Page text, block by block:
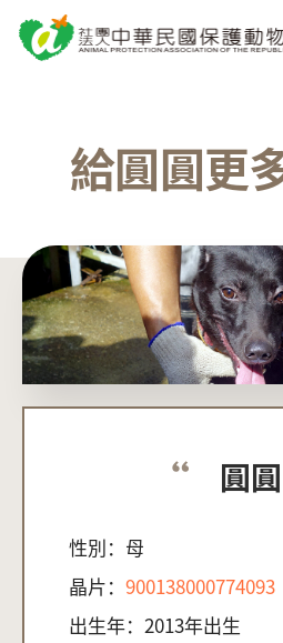
給圓圓更
圓圓
性別： 母
晶片： 900138000774093
出生年： 2013年出生